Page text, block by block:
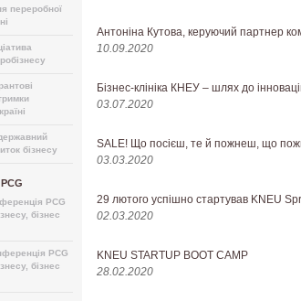
переробної
бізнесу
PCG
бізнес
PCG
бізнес
Антоніна Кутова, керуючий партнер
10.09.2020
Бізнес-клініка КНЕУ – шлях до
03.07.2020
SALE! Що посієш, те й пожнеш, що
03.03.2020
29 лютого успішно стартував KNEU
02.03.2020
KNEU STARTUP BOOT CAMP
28.02.2020